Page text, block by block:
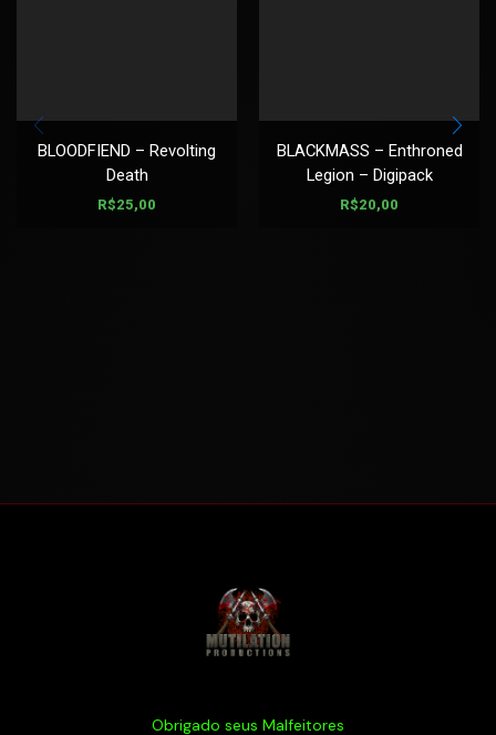
BLOODFIEND – Revolting
Death
R$25,00
BLACKMASS – Enthroned
Legion – Digipack
R$20,00
Obrigado seus Malfeitores